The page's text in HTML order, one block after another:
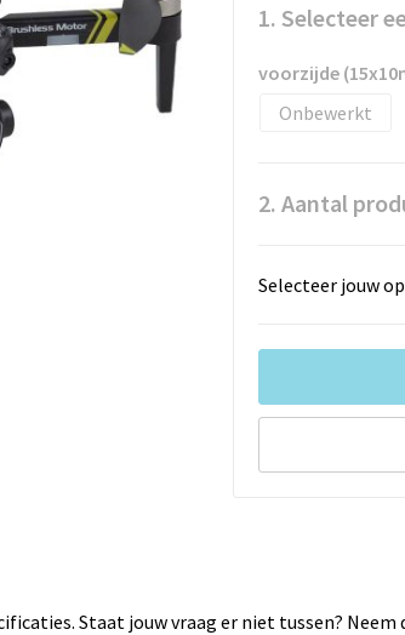
1. Selecteer
voorzijde
Onbewerkt
2. Aantal
Selecteer jouw
Staat jouw vraag er niet tussen? Neem